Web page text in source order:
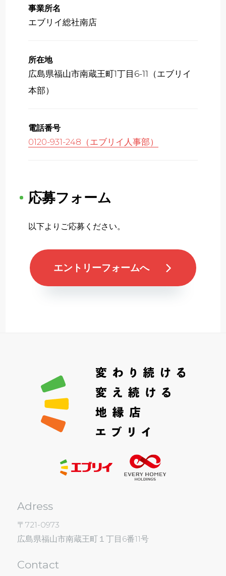
事業所名
エブリイ総社南店
所在地
広島県福山市南蔵王町1丁目6-11（エブリイ
本部）
電話番号
0120-931-248（エブリイ人事部）
応募フォーム
以下よりご応募ください。
エントリーフォームへ
Adress
〒721-0973
広島県福山市南蔵王町１丁目6番11号
Contact